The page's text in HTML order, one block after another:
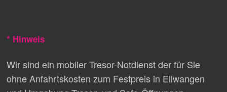
* Hinweis
Wir sind ein mobiler Tresor-Notdienst der für Sie
ohne Anfahrtskosten zum Festpreis in Ellwangen